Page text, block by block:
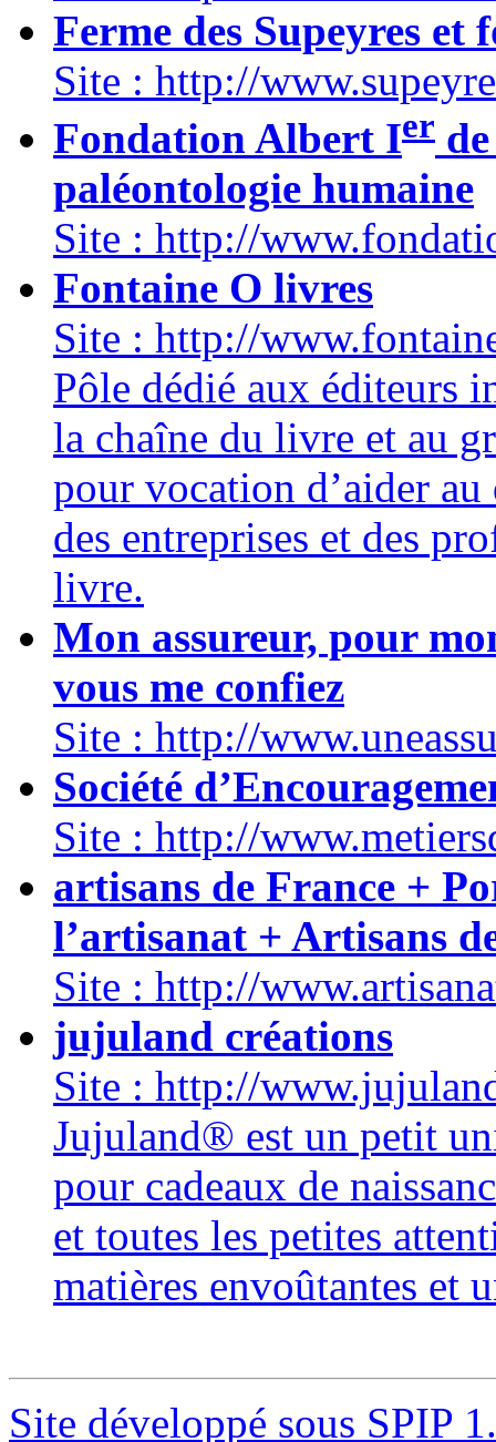
Ferme des Supeyres et
Site : http://
Fondation Albert Ier
paléontologie humaine
Site : http://
Fontaine O livres
Site : http://
Pôle dédié aux éditeurs
la chaîne du livre et au
pour vocation d’aider
des entreprises et des
livre.
Mon assureur, pour
vous me confiez
Site : http://
Société
Site : http://
artisans de France +
l’artisanat + Artisans
Site : http://
jujuland créations
Site : http://
Jujuland® est un petit
pour cadeaux de
et toutes les petites
matières envoûtantes et
Site développé sous SPIP